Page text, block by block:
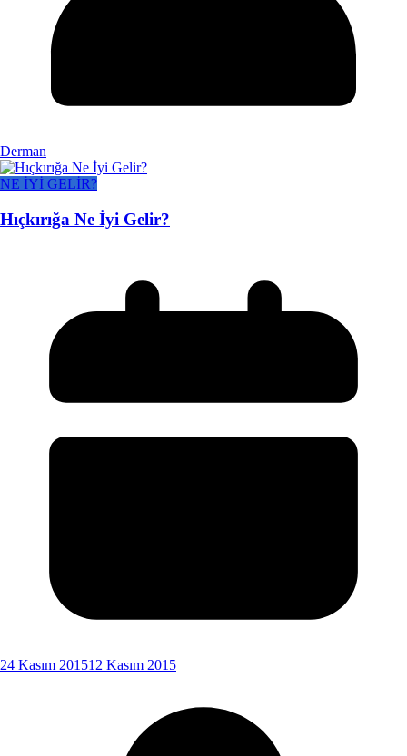
Derman
NE İYİ GELİR?
Hıçkırığa Ne İyi Gelir?
24 Kasım 201512 Kasım 2015